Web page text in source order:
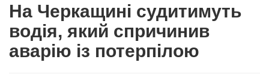
На Черкащині судитимуть
водія, який спричинив
аварію із потерпілою